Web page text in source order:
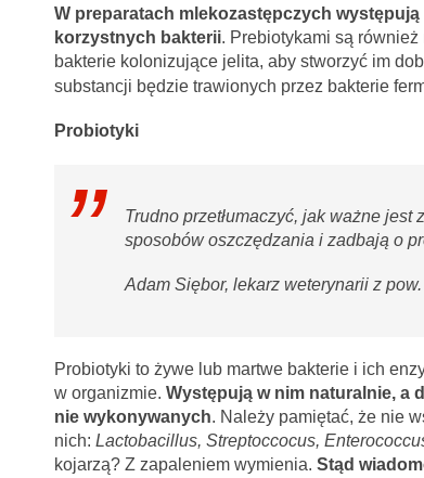
W preparatach mlekozastępczych
korzystnych bakterii. Prebiotykami są również
bakterie kolonizujące jelita, aby stworzyć im
substancji będzie trawionych przez bakterie
Probiotyki
Trudno przetłumaczyć, jak ważne
sposobów oszczędzania i zadbają o
Adam Siębor, lekarz weterynarii z
Probiotyki to żywe lub martwe bakterie i ich
w organizmie. Występują w nim naturalnie, a
nie wykonywanych. Należy pamiętać, że nie
nich: Lactobacillus, Streptoccocus,
kojarzą? Z zapaleniem wymienia. Stąd